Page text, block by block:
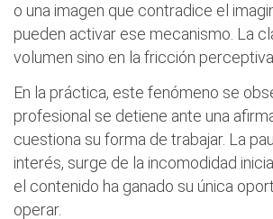
o una imagen que contradice el
pueden activar ese mecanismo. La
volumen sino en la fricción perceptiva.
En la práctica, este fenómeno se
profesional se detiene ante una
cuestiona su forma de trabajar. La
interés, surge de la incomodidad
el contenido ha ganado su única
operar.